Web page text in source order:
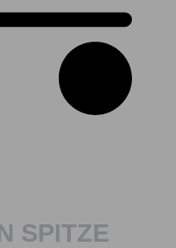
SPITZE